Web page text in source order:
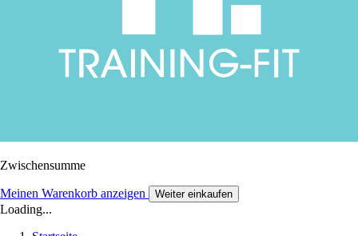
Zwischensumme
Meinen Warenkorb anzeigen Weiter einkaufen
Loading...